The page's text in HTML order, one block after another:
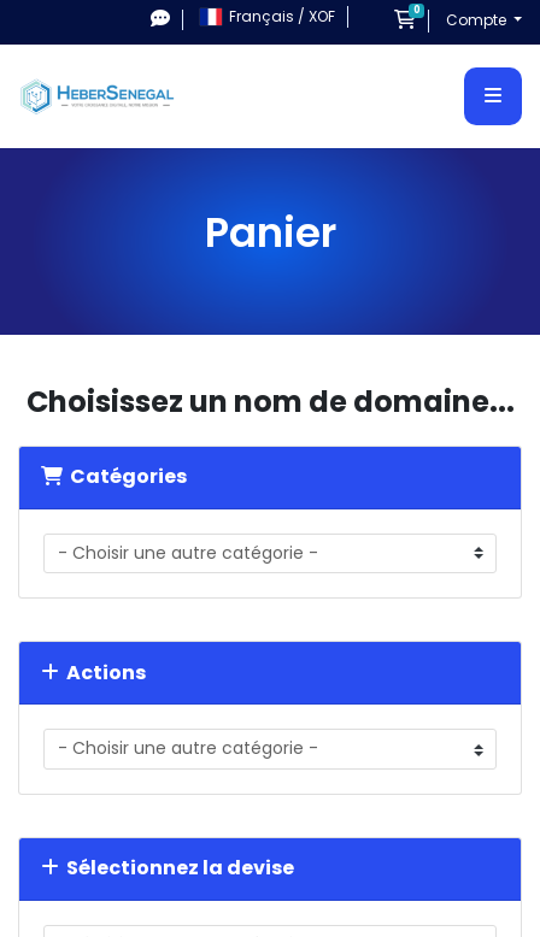
Français / XOF 0PanierCompte
Panier
Choisissez un nom de domaine...
Catégories
Actions
Sélectionnez la devise